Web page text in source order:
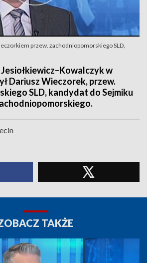
przew. zachodniopomorskiego SLD,
w
Dariusz Wieczorek, przew.
SLD, kandydat do Sejmiku
TAKŻE